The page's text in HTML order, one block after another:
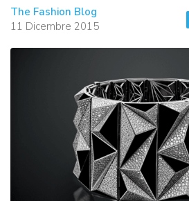
The Fashion Blog
11 Dicembre 2015